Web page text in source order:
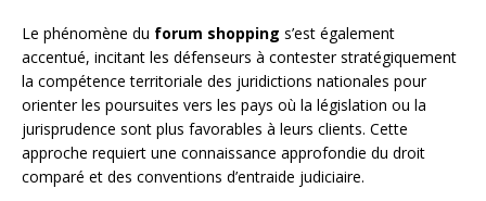
Le phénomène du forum shopping s’est également
accentué, incitant les défenseurs à contester stratégiquement
la compétence territoriale des juridictions nationales pour
orienter les poursuites vers les pays où la législation ou la
jurisprudence sont plus favorables à leurs clients. Cette
approche requiert une connaissance approfondie du droit
comparé et des conventions d’entraide judiciaire.